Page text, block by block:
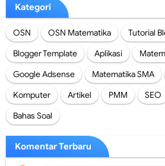
Kategori
OSN OSN Matematika
Tutorial
Blogger Template
Aplikasi
Google Adsense
Matematika SMA
Komputer
Artikel PMM SEO
Bahas Soal
Komentar Terbaru